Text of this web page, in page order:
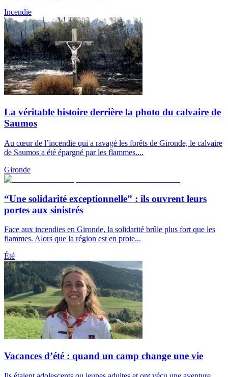
Incendie
La véritable histoire derrière la photo du calvaire de
Saumos
Au cœur de l’incendie qui a ravagé les forêts de Gironde, le calvaire
de Saumos a été épargné par les flammes....
Gironde
“Une solidarité exceptionnelle” : ils ouvrent leurs
portes aux sinistrés
Face aux incendies en Gironde, la solidarité brûle plus fort que les
flammes. Alors que la région est en proie...
Été
Vacances d’été : quand un camp change une vie